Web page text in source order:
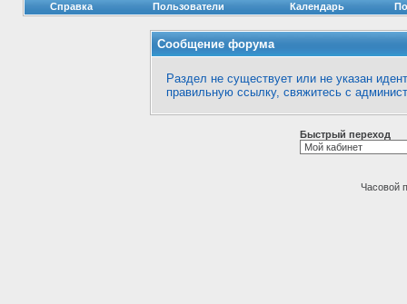
Справка Пользователи Календарь
Сообщение форума
Раздел не существует или не указан
правильную ссылку, свяжитесь с
Быстрый переход
Часовой